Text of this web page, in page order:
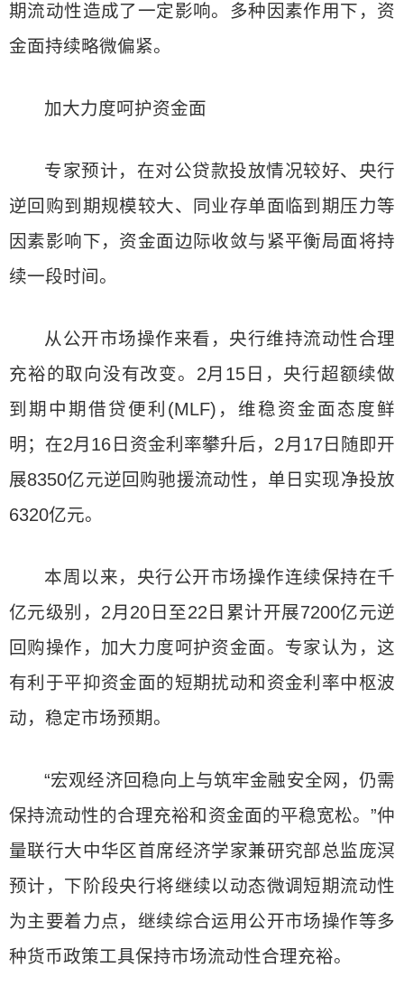
期流动性造成了一定影响。多种因素作用下，资
金面持续略微偏紧。
加大力度呵护资金面
专家预计，在对公贷款投放情况较好、央行
逆回购到期规模较大、同业存单面临到期压力等
因素影响下，资金面边际收敛与紧平衡局面将持
续一段时间。
从公开市场操作来看，央行维持流动性合理
充裕的取向没有改变。2月15日，央行超额续做
到期中期借贷便利(MLF)，维稳资金面态度鲜
明；在2月16日资金利率攀升后，2月17日随即开
展8350亿元逆回购驰援流动性，单日实现净投放
6320亿元。
本周以来，央行公开市场操作连续保持在千
亿元级别，2月20日至22日累计开展7200亿元逆
回购操作，加大力度呵护资金面。专家认为，这
有利于平抑资金面的短期扰动和资金利率中枢波
动，稳定市场预期。
“宏观经济回稳向上与筑牢金融安全网，仍需
保持流动性的合理充裕和资金面的平稳宽松。”仲
量联行大中华区首席经济学家兼研究部总监庞溟
预计，下阶段央行将继续以动态微调短期流动性
为主要着力点，继续综合运用公开市场操作等多
种货币政策工具保持市场流动性合理充裕。